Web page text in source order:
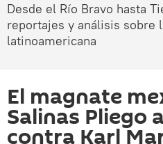
Desde el Río Bravo hasta
reportajes y análisis sobre
latinoamericana
El magnate
Salinas Pliego
contra Karl